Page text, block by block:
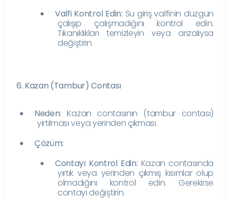
Valfi Kontrol Edin: Su giriş valfinin düzgün
çalışıp çalışmadığını kontrol edin.
Tıkanıklıkları temizleyin veya arızalıysa
değiştirin.
6. Kazan (Tambur) Contası
Neden: Kazan contasının (tambur contası)
yırtılması veya yerinden çıkması.
Çözüm:
Contayı Kontrol Edin: Kazan contasında
yırtık veya yerinden çıkmış kısımlar olup
olmadığını kontrol edin. Gerekirse
contayı değiştirin.